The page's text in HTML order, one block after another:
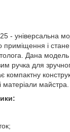
- універсальна
приміщення і
Дана
ручка для
компактну
матеріали майстра.